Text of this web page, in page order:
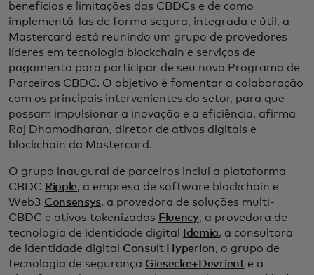
benefícios e limitações das CBDCs e de como
implementá-las de forma segura, integrada e útil, a
Mastercard está reunindo um grupo de provedores
líderes em tecnologia blockchain e serviços de
pagamento para participar de seu novo Programa de
Parceiros CBDC. O objetivo é fomentar a colaboração
com os principais intervenientes do setor, para que
possam impulsionar a inovação e a eficiência, afirma
Raj Dhamodharan, diretor de ativos digitais e
blockchain da Mastercard.
O grupo inaugural de parceiros inclui a plataforma
CBDC Ripple, a empresa de software blockchain e
Web3 Consensys, a provedora de soluções multi-
CBDC e ativos tokenizados Fluency, a provedora de
tecnologia de identidade digital
Idemia, a consultora
de identidade digital Consult Hyperion, o grupo de
tecnologia de segurança Giesecke+Devriente a